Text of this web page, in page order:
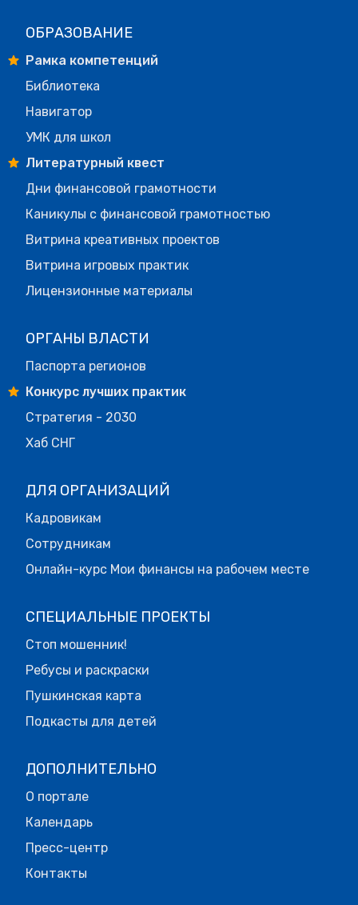
ОБРАЗОВАНИЕ
Рамка компетенций
Библиотека
Навигатор
УМК для школ
Литературный квест
Дни финансовой грамотности
Каникулы с финансовой грамотностью
Витрина креативных проектов
Витрина игровых практик
Лицензионные материалы
ОРГАНЫ ВЛАСТИ
Паспорта регионов
Конкурс лучших практик
Стратегия - 2030
Хаб СНГ
ДЛЯ ОРГАНИЗАЦИЙ
Кадровикам
Сотрудникам
Онлайн-курс Мои финансы на рабочем месте
СПЕЦИАЛЬНЫЕ ПРОЕКТЫ
Стоп мошенник!
Ребусы и раскраски
Пушкинская карта
Подкасты для детей
ДОПОЛНИТЕЛЬНО
О портале
Календарь
Пресс-центр
Контакты